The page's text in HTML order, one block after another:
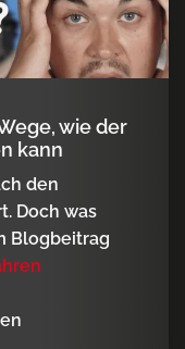
wie der
kann
den
Doch was
Blogbeitrag